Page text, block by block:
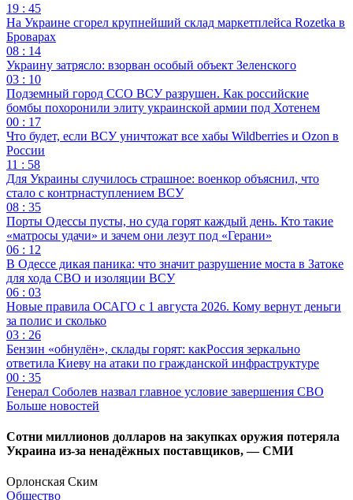
19 : 45
На Украине сгорел крупнейший склад маркетплейса Rozetka в
Броварах
08 : 14
Украину затрясло: взорван особый объект Зеленского
03 : 10
Подземный город ССО ВСУ разрушен. Как российские
бомбы похоронили элиту украинской армии под Хотенем
00 : 17
Что будет, если ВСУ уничтожат все хабы Wildberries и Ozon в
России
11 : 58
Для Украины случилось страшное: военкор объяснил, что
стало с контрнаступлением ВСУ
08 : 35
Порты Одессы пусты, но суда горят каждый день. Кто такие
«матросы удачи» и зачем они лезут под «Герани»
06 : 12
В Одессе дикая паника: что значит разрушение моста в Затоке
для хода СВО и изоляции ВСУ
06 : 03
Новые правила ОСАГО с 1 августа 2026. Кому вернут деньги
за полис и сколько
03 : 26
Бензин «обнулён», склады горят: какРоссия зеркально
ответила Киеву на атаки по гражданской инфраструктуре
00 : 35
Генерал Соболев назвал главное условие завершения СВО
Больше новостей
Сотни миллионов долларов на закупках оружия потеряла
Украина из-за ненадёжных поставщиков, — СМИ
Орлонская Ским
Общество